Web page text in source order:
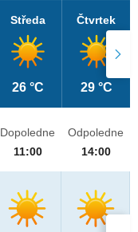
Středa
26 °C
Čtvrtek
29 °C
Dopoledne
11:00
Odpoledne
14:00